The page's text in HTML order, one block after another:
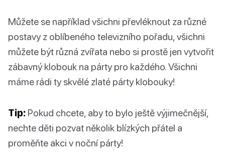
Můžete se například všichni převléknout za různé
postavy z oblíbeného televizního pořadu, všichni
můžete být různá zvířata nebo si prostě jen vytvořit
zábavný klobouk na párty pro každého. Všichni
máme rádi ty skvělé zlaté párty klobouky!
Tip: Pokud chcete, aby to bylo ještě výjimečnější,
nechte děti pozvat několik blízkých přátel a
proměňte akci v noční párty!